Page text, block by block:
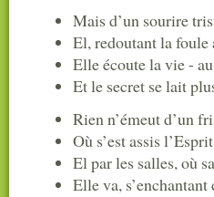
Mais d’un sourire
El, redoutant la foule
Elle écoute la vie -
Et le secret se lait
Rien n’émeut d’un
Où s’est assis
El par les salles, où
Elle va,